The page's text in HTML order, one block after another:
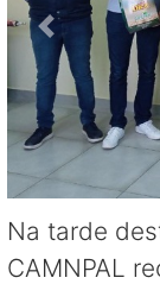
Na tarde
CAMNPAL